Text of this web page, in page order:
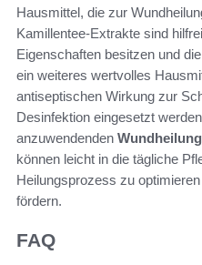
Hausmittel, die zur
Kamillentee-Extrakte sind
Eigenschaften besitzen und
ein weiteres wertvolles
antiseptischen Wirkung zur
Desinfektion eingesetzt
anzuwendenden
können leicht in die tägliche
Heilungsprozess zu
fördern.
FAQ